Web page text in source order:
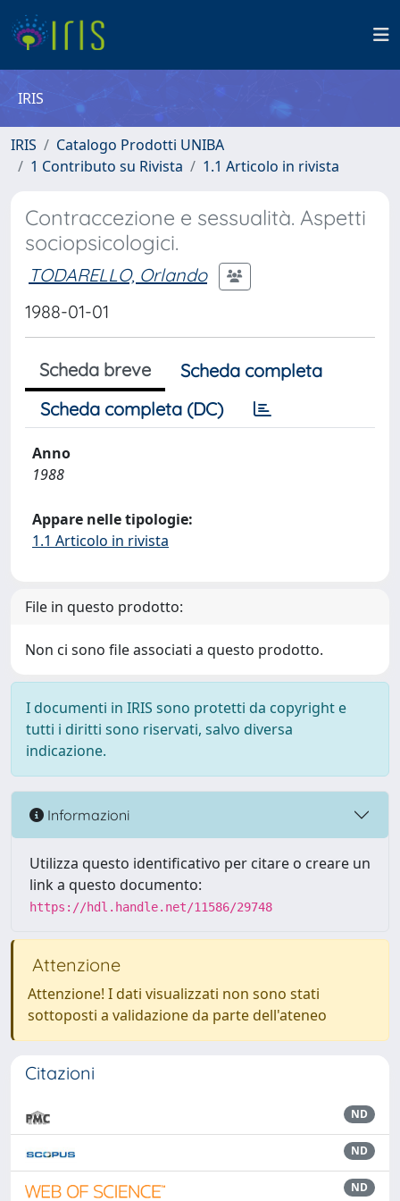
IRIS
IRIS
Catalogo Prodotti UNIBA
1 Contributo su Rivista
1.1 Articolo in rivista
Contraccezione e sessualità. Aspetti
sociopsicologici.
TODARELLO, Orlando
1988-01-01
Scheda breve
Scheda completa
Scheda completa (DC)
Anno
1988
Appare nelle tipologie:
1.1 Articolo in rivista
File in questo prodotto:
Non ci sono file associati a questo prodotto.
I documenti in IRIS sono protetti da copyright e
tutti i diritti sono riservati, salvo diversa
indicazione.
Informazioni
Utilizza questo identificativo per citare o creare un
link a questo documento:
https://hdl.handle.net/11586/29748
Attenzione
Attenzione! I dati visualizzati non sono stati
sottoposti a validazione da parte dell'ateneo
Citazioni
ND
ND
ND